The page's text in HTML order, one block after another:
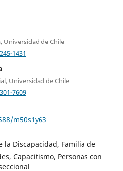
Universidad de Chile
1431
Universidad de Chile
7609
m50s1y63
la Discapacidad, Familia de
Capacitismo, Personas con